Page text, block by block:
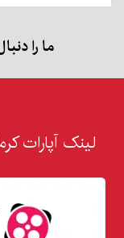
ما را
لینک آپارات